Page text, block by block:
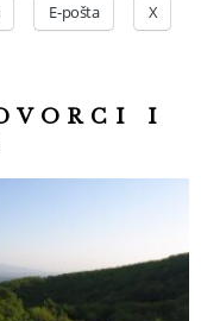
E-pošta X
I